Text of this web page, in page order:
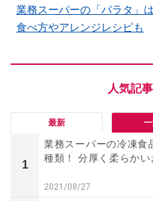
業務スーパーの「パラタ」
食べ方やアレンジレシピも
最新
1
業務スーパーの冷凍食
種類！ 分厚く柔らか
2021/08/27